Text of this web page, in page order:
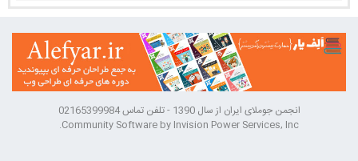
انجمن جوملای ایران از سال 1390 - تلفن تماس 02165399984
Community Software by Invision Power Services, Inc.